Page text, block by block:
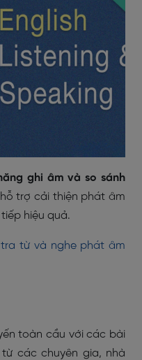
ghi âm và so sánh
trợ cải thiện phát âm
hiệu quả.
tra từ và nghe phát âm
toàn cầu với các bài
các chuyên gia, nhà